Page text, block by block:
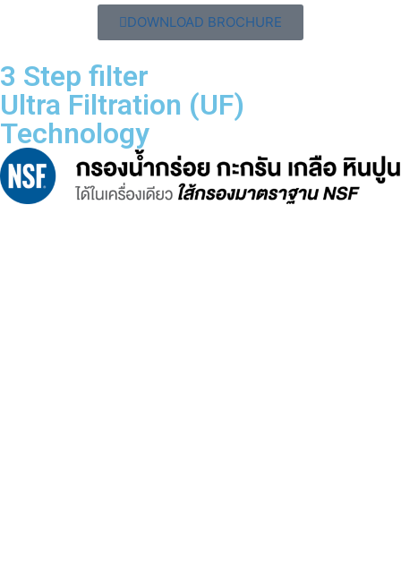
DOWNLOAD BROCHURE
3 Step filter
Ultra Filtration (UF)
Technology